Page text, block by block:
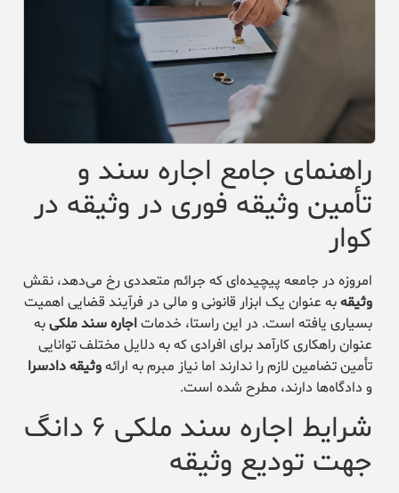
راهنمای جامع اجاره سند و
تأمین وثیقه فوری در وثیقه در
کوار
امروزه در جامعه پیچیده‌ای که جرائم متعددی رخ می‌دهد، نقش
وثیقهبه عنوان یک ابزار قانونی و مالی در فرآیند قضایی اهمیت
بسیاری یافته است. در این راستا، خدماتاجاره سند ملکیبه
عنوان راهکاری کارآمد برای افرادی که به دلایل مختلف توانایی
تأمین تضامین لازم را ندارند اما نیاز مبرم به ارائهوثیقه دادسرا
و دادگاه‌ها دارند، مطرح شده است.
شرایط اجاره سند ملکی ۶ دانگ
جهت تودیع وثیقه